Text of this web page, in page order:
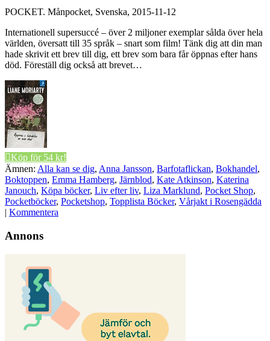
POCKET. Månpocket, Svenska, 2015-11-12
Internationell supersuccé – över 2 miljoner exemplar sålda över hela
världen, översatt till 35 språk – snart som film! Tänk dig att din man
hade skrivit ett brev till dig, ett brev som bara får öppnas efter hans
död. Föreställ dig också att brevet…
Köp för 54 kr!
Ämnen: Alla kan se dig, Anna Jansson, Barfotaflickan, Bokhandel,
Boktoppen, Emma Hamberg, Järnblod, Kate Atkinson, Katerina
Janouch, Köpa böcker, Liv efter liv, Liza Marklund, Pocket Shop,
Pocketböcker, Pocketshop, Topplista Böcker, Vårjakt i Rosengädda
| Kommentera
Annons